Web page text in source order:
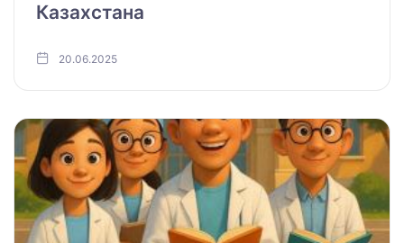
Казахстана
20.06.2025